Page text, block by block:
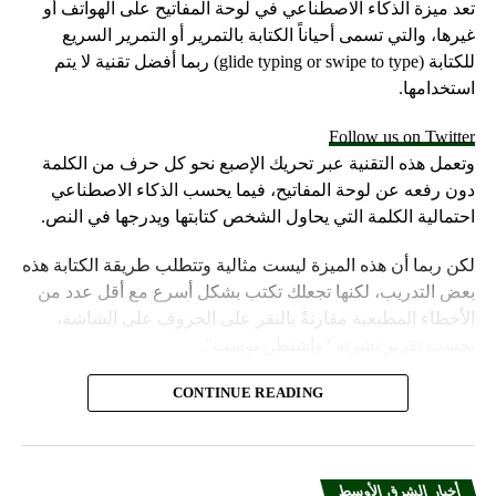
تعد ميزة الذكاء الاصطناعي في لوحة المفاتيح على الهواتف أو
غيرها، والتي تسمى أحياناً الكتابة بالتمرير أو التمرير السريع
للكتابة (glide typing or swipe to type) ربما أفضل تقنية لا يتم
استخدامها.
Follow us on Twitter
وتعمل هذه التقنية عبر تحريك الإصبع نحو كل حرف من الكلمة
دون رفعه عن لوحة المفاتيح، فيما يحسب الذكاء الاصطناعي
احتمالية الكلمة التي يحاول الشخص كتابتها ويدرجها في النص.
لكن ربما أن هذه الميزة ليست مثالية وتتطلب طريقة الكتابة هذه
بعض التدريب، لكنها تجعلك تكتب بشكل أسرع مع أقل عدد من
الأخطاء المطبعية مقارنةً بالنقر على الحروف على الشاشة،
وتُعد الكتابة بالتمرير خياراً قياسياً للوحة المفاتيح على أجهزة
CONTINUE READING
أخبار الشرق الأوسط